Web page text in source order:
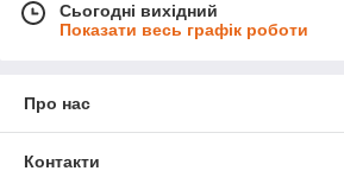
Сьогодні вихідний
Показати весь графік роботи
Про нас
Контакти